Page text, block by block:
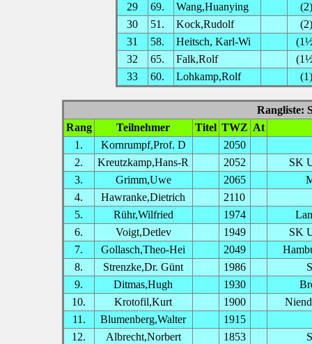
29
69. Wang,Huanying
(2)
30
51. Kock,Rudolf
(2)
31
58. Heitsch, Karl-Wi
32
65. Falk,Rolf
33
60. Lohkamp,Rolf (1)
Rangliste:
Rang
Teilnehmer Titel TWZ At
1.
Kornrumpf,Prof. D
2050
2.
Kreutzkamp,Hans-R 2052
SK
3.
Grimm,Uwe 2065
4.
Hawranke,Dietrich 2110
5.
Rühr,Wilfried 1974
6.
Voigt,Detlev 1949
SK
7.
Gollasch,Theo-Hei 2049
8.
Strenzke,Dr. Günt 1986
9.
Ditmas,Hugh 1930
10.
Krotofil,Kurt 1900
11.
Blumenberg,Walter
1915
12.
Albrecht,Norbert 1853